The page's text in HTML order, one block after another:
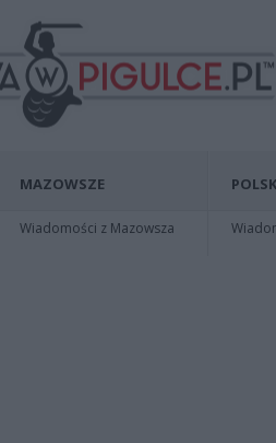
MAZOWSZE
Wiadomości z Mazowsza